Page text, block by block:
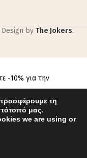
by The Jokers.
-10% για την
τη
μας.
we are using or